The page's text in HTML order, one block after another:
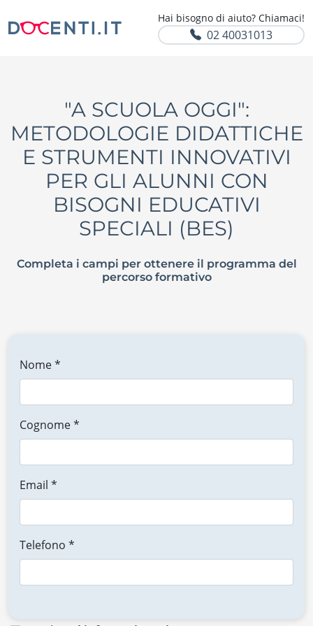
Hai bisogno di aiuto? Chiamaci!
02 40031013
"A SCUOLA OGGI":
METODOLOGIE DIDATTICHE
E STRUMENTI INNOVATIVI
PER GLI ALUNNI CON
BISOGNI EDUCATIVI
SPECIALI (BES)
Completa i campi per ottenere il programma del
percorso formativo
Nome *
Cognome *
Email *
Telefono *